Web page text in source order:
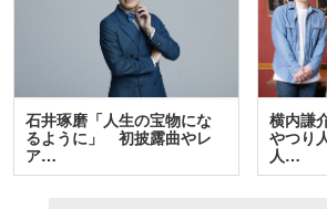
石井琢磨「人生の宝物にな
るように」 初披露曲やレ
ア…
横内謙
やつり
人…